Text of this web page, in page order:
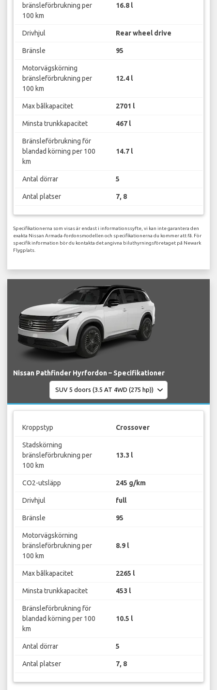
bränsleförbrukning per
100 km
16.8 l
Drivhjul Rear wheel drive
Bränsle 95
Motorvägskörning
bränsleförbrukning per
100 km
12.4 l
Max bålkapacitet 2701 l
Minsta trunkkapacitet 467 l
Bränsleförbrukning för
blandad körning per 100
km
14.7 l
Antal dörrar 5
Antal platser 7, 8
Specifikationerna som visas är endast i informationssyfte, vi kan inte garantera den
exakta Nissan Armada-fordonsmodellen och specifikationerna du kommer att få. För
specifik information bör du kontakta det angivna biluthyrningsföretaget på Newark
Flygplats.
Nissan Pathfinder Hyrfordon – Specifikationer
Kroppstyp Crossover
Stadskörning
bränsleförbrukning per
100 km
13.3 l
CO2-utsläpp 245 g/km
Drivhjul full
Bränsle 95
Motorvägskörning
bränsleförbrukning per
100 km
8.9 l
Max bålkapacitet 2265 l
Minsta trunkkapacitet 453 l
Bränsleförbrukning för
blandad körning per 100
km
10.5 l
Antal dörrar 5
Antal platser 7, 8